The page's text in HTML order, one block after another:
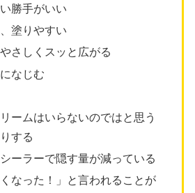
勝手がいい
塗りやすい
さしくスッと広がる
なじむ
ームはいらないのではと思う
する
ーラーで隠す量が減っている
くなった！」と言われることが